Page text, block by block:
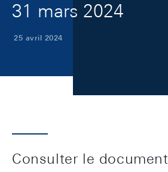
31 mars 2024
25 avril 2024
Consulter le document